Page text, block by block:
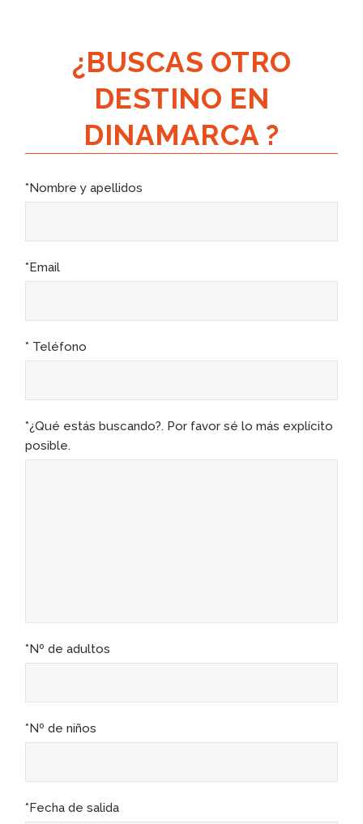
¿BUSCAS OTRO
DESTINO EN
DINAMARCA ?
*Nombre y apellidos
*Email
* Teléfono
*¿Qué estás buscando?. Por favor sé lo más explícito
posible.
*Nº de adultos
*Nº de niños
*Fecha de salida